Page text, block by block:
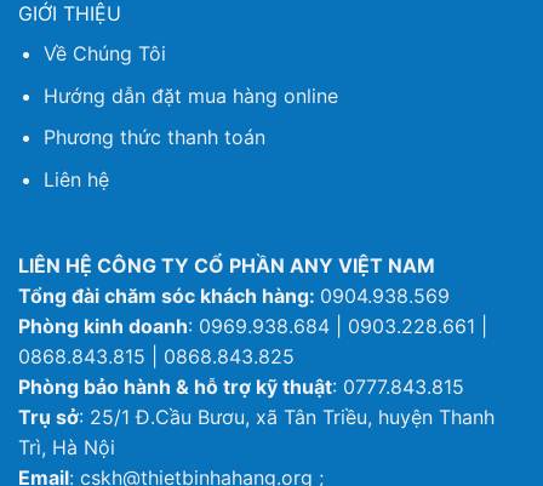
GIỚI THIỆU
Về Chúng Tôi
Hướng dẫn đặt mua hàng online
Phương thức thanh toán
Liên hệ
LIÊN HỆ CÔNG TY CỔ PHẦN ANY VIỆT NAM
Tổng đài chăm sóc khách hàng: 0904.938.569
Phòng kinh doanh: 0969.938.684 | 0903.228.661 |
0868.843.815 | 0868.843.825
Phòng bảo hành & hỗ trợ kỹ thuật: 0777.843.815
Trụ sở: 25/1 Đ.Cầu Bươu, xã Tân Triều, huyện Thanh
Trì, Hà Nội
Email: cskh@thietbinhahang.org ;